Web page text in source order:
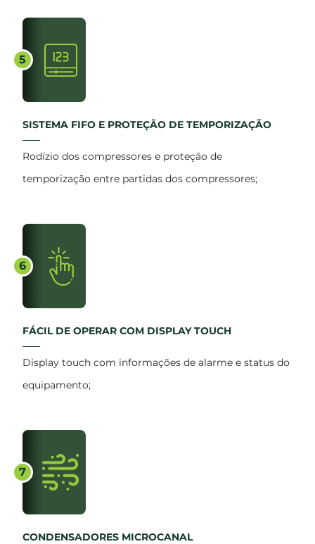
5
SISTEMA FIFO E PROTEÇÃO DE TEMPORIZAÇÃO
Rodízio dos compressores e proteção de
temporização entre partidas dos compressores;
6
FÁCIL DE OPERAR COM DISPLAY TOUCH
Display touch com informações de alarme e status do
equipamento;
7
CONDENSADORES MICROCANAL